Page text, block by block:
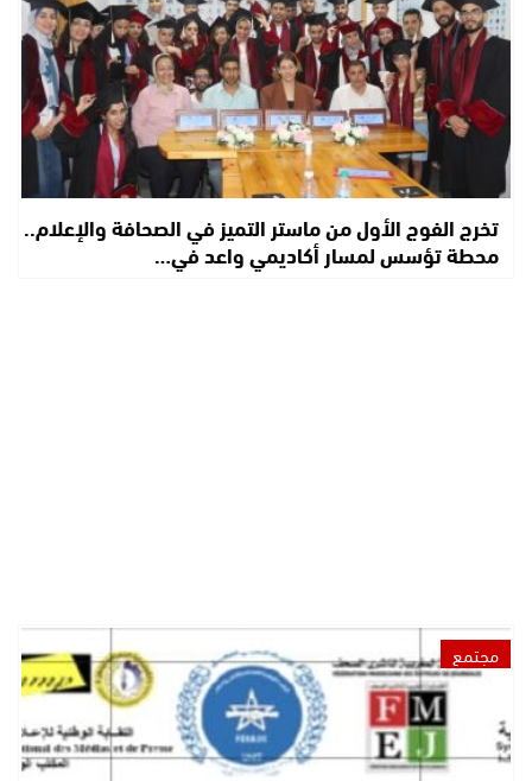
تخرج الفوج الأول من ماستر التميز في الصحافة والإعلام..
محطة تؤسس لمسار أكاديمي واعد في…
مجتمع